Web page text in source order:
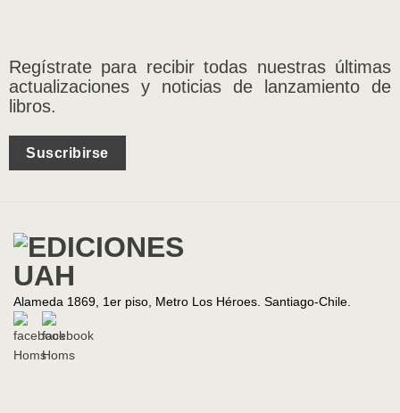
Regístrate para recibir todas nuestras últimas
actualizaciones y noticias de lanzamiento de
libros.
Suscribirse
Alameda 1869, 1er piso, Metro Los Héroes. Santiago-Chile.